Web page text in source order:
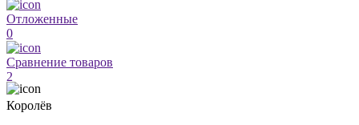
Отложенные
0
Сравнение товаров
2
Королёв